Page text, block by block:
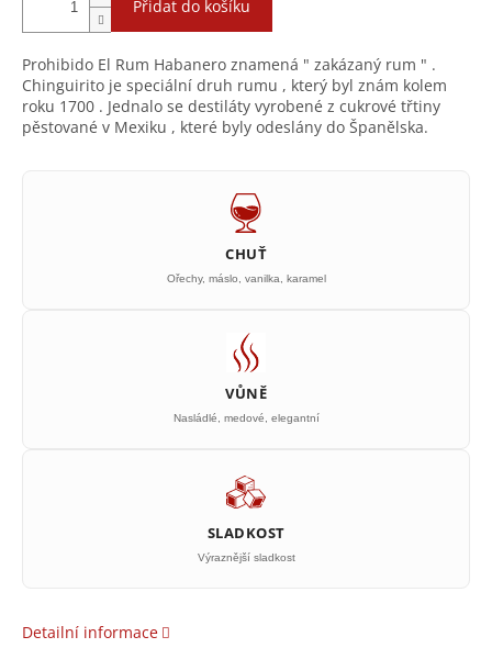
Přidat do košíku
Prohibido El Rum Habanero znamená " zakázaný rum " .
Chinguirito je speciální druh rumu , který byl znám kolem
roku 1700 . Jednalo se destiláty vyrobené z cukrové třtiny
pěstované v Mexiku , které byly odeslány do Španělska.
CHUŤ
Ořechy, máslo, vanilka, karamel
VŮNĚ
Nasládlé, medové, elegantní
SLADKOST
Výraznější sladkost
Detailní informace